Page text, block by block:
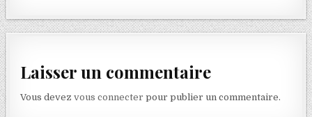
Laisser un commentaire
Vous devezvous connecter pour publier un commentaire.